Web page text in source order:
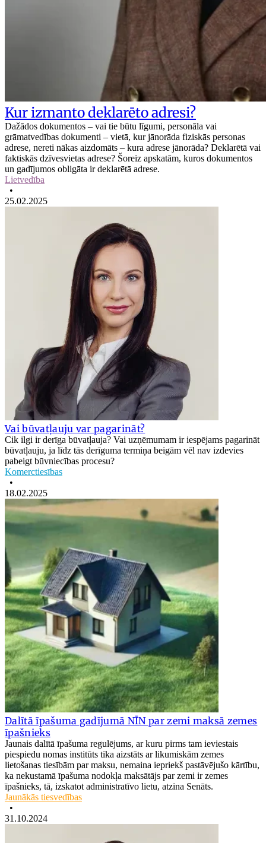
Kur izmanto deklarēto adresi?
Dažādos dokumentos – vai tie būtu līgumi, personāla vai
grāmatvedības dokumenti – vietā, kur jānorāda fiziskās personas
adrese, nereti nākas aizdomāts – kura adrese jānorāda? Deklarētā vai
faktiskās dzīvesvietas adrese? Šoreiz apskatām, kuros dokumentos
un gadījumos obligāta ir deklarētā adrese.
Lietvedība
•
25.02.2025
Vai būvatļauju var pagarināt?
Cik ilgi ir derīga būvatļauja? Vai uzņēmumam ir iespējams pagarināt
būvatļauju, ja līdz tās derīguma termiņa beigām vēl nav izdevies
pabeigt būvniecības procesu?
Komerctiesības
•
18.02.2025
Dalītā īpašuma gadījumā NĪN par zemi maksā zemes
īpašnieks
Jaunais dalītā īpašuma regulējums, ar kuru pirms tam ieviestais
piespiedu nomas institūts tika aizstāts ar likumiskām zemes
lietošanas tiesībām par maksu, nemaina iepriekš pastāvējušo kārtību,
ka nekustamā īpašuma nodokļa maksātājs par zemi ir zemes
īpašnieks, tā, izskatot administratīvo lietu, atzina Senāts.
Jaunākās tiesvedības
•
31.10.2024